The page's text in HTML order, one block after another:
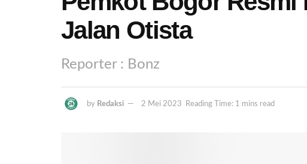
Jalan Otista
Reporter : Bonz
by Redaksi 2 Mei 2023 Reading Time: 1 mins read